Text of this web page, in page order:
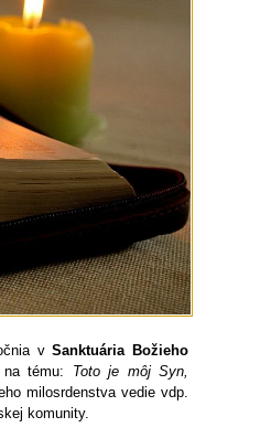
vSanktuária Božieho
na tému: Toto je môj Syn,
milosrdenstva vedie vdp.
komunity.